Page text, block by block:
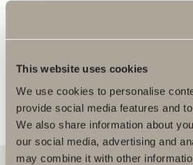
This website uses cookies
We use cookies to personalise
provide social media features and
We also share information about
our social media, advertising and
may combine it with other